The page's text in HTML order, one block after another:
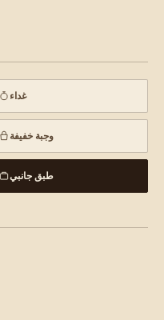
غداء
وجبة خفيفة
طبق جانبي